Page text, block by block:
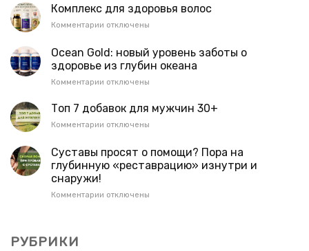
VITA
твоя
поддержка
здоровья
Комплекс для здоровья волос
Комментарии к
Комплекс
здоровья
волос
отключены
Ocean Gold: новый уровень заботы о
здоровье из глубин океана
Комментарии к
Ocean
новый
заботы
о
глубин
отключены
Топ 7 добавок для мужчин 30+
Комментарии к
добавок
мужчин
отключены
Суставы просят о помощи? Пора на
глубинную «реставрацию» изнутри и
снаружи!
Комментарии котключены
РУБРИКИ